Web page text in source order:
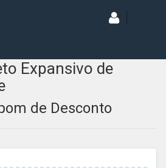
Expansivo de
de Desconto